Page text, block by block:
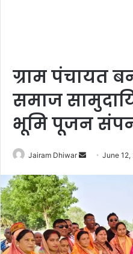
ग्राम पंचायत
समाज
भूमि पूजन
Jairam Dhiwar
Send June 12,